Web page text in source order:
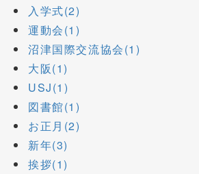
入学式(2)
運動会(1)
沼津国際交流協会(1)
大阪(1)
USJ(1)
図書館(1)
お正月(2)
新年(3)
挨拶(1)